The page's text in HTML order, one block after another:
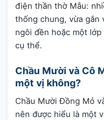
điện thần thờ Mẫu:
thống chung, vừa gắn
ngôi đền hoặc một
cụ thể.
Chầu Mười và Cô
một vị không?
Chầu Mười Đồng Mỏ
nên được hiểu là một